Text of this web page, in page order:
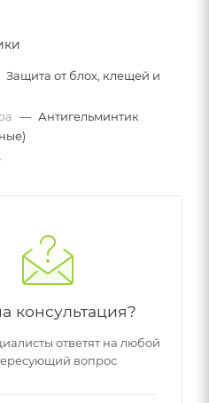
Защита от блох, клещей и
— Антигельминтик
консультация?
ответят на любой
вопрос